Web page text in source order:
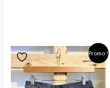
Promo !
Le
prix
initial
était :
110,00 €.
Le
actuel
est :
45,00 €.